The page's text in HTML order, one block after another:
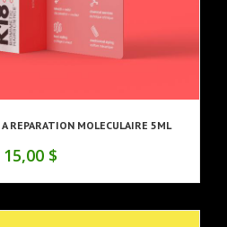
REPARATION MOLECULAIRE 5ML
15,00 $